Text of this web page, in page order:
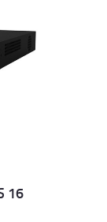
16